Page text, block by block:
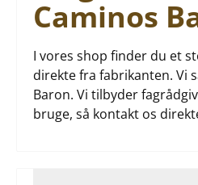
Caminos
I vores shop finder du et
direkte fra fabrikanten. Vi
Baron. Vi tilbyder
bruge, så kontakt os